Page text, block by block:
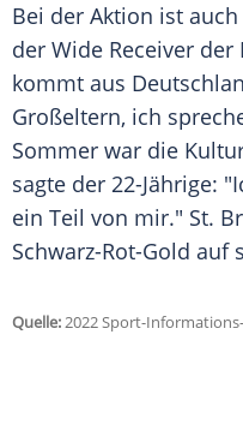
Bei der Aktion ist
der Wide Receiver
kommt aus
Großeltern, ich
Sommer war die
sagte der 22-Jährige:
ein Teil von mir." St.
Schwarz-Rot-Gold auf
Quelle:2022 Sport-